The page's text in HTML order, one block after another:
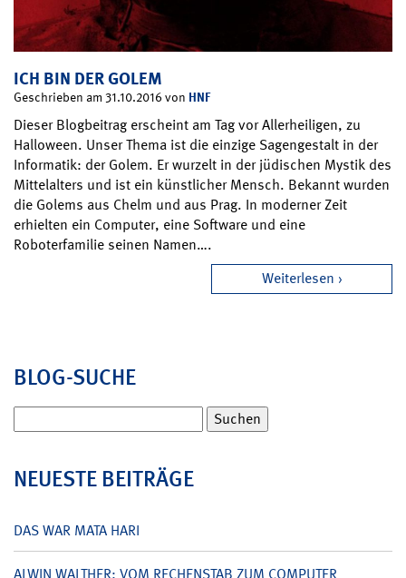
ICH BIN DER GOLEM
Geschrieben am 31.10.2016 von HNF
Dieser Blogbeitrag erscheint am Tag vor Allerheiligen, zu
Halloween. Unser Thema ist die einzige Sagengestalt in der
Informatik: der Golem. Er wurzelt in der jüdischen Mystik des
Mittelalters und ist ein künstlicher Mensch. Bekannt wurden
die Golems aus Chelm und aus Prag. In moderner Zeit
erhielten ein Computer, eine Software und eine
Roboterfamilie seinen Namen….
Weiterlesen
BLOG-SUCHE
nach:
NEUESTE BEITRÄGE
DAS WAR MATA HARI
ALWIN WALTHER: VOM RECHENSTAB ZUM COMPUTER